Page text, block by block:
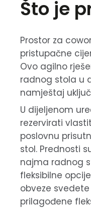
Što je
Prostor za
pristupačne
Ovo agilno
radnog stola u
namještaj
U dijeljenom
rezervirati
poslovnu
stol. Prednosti
najma radnog
fleksibilne
obveze
prilagođene